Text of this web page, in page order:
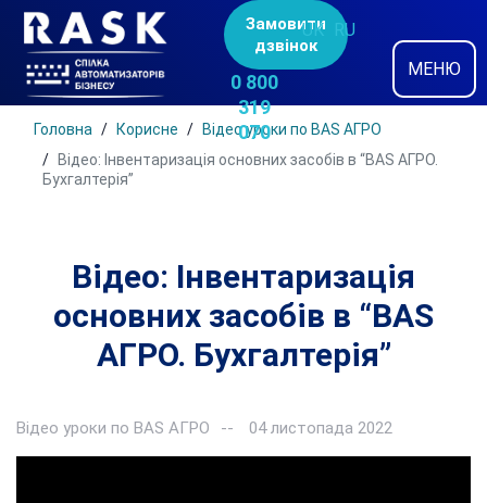
Замовити
дзвінок
0 800
319
070
UK RU
МЕНЮ
Головна Корисне
Відео уроки по BAS АГРО
Відео: Інвентаризація основних засобів в “BAS АГРО.
Бухгалтерія”
Відео: Інвентаризація
основних засобів в “BAS
АГРО. Бухгалтерія”
Відео уроки по BAS АГРО 04 листопада 2022